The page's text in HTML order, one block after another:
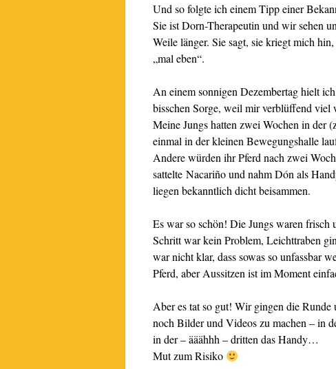
Und so folgte ich einem Tipp einer
Sie ist Dorn-Therapeutin und wir sehen
Weile länger. Sie sagt, sie kriegt mich
„mal eben“.
An einem sonnigen Dezembertag hielt
bisschen Sorge, weil mir verblüffend viel
Meine Jungs hatten zwei Wochen in der
einmal in der kleinen Bewegungshalle
Andere würden ihr Pferd nach zwei
sattelte Nacariño und nahm Dón als
liegen bekanntlich dicht beisammen.
Es war so schön! Die Jungs waren
Schritt war kein Problem, Leichttraben
war nicht klar, dass sowas so unfassbar
Pferd, aber Aussitzen ist im Moment
Aber es tat so gut! Wir gingen die
noch Bilder und Videos zu machen – in
in der – ääähhh – dritten das Handy…
Mut zum Risiko